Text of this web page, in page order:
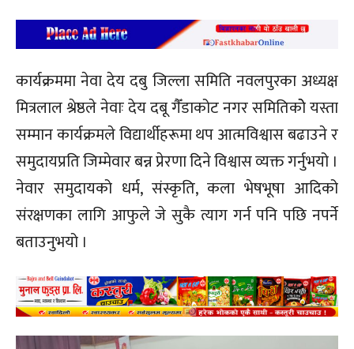
कार्यक्रममा नेवा देय दबु जिल्ला समिति नवलपुरका अध्यक्ष
मित्रलाल श्रेष्ठले नेवाः देय दबू गैँडाकोट नगर समितिकोे यस्ता
सम्मान कार्यक्रमले विद्यार्थीहरूमा थप आत्मविश्वास बढाउने र
समुदायप्रति जिम्मेवार बन्न प्रेरणा दिने विश्वास व्यक्त गर्नुभयो ।
नेवार समुदायको धर्म, संस्कृति, कला भेषभूषा आदिको
संरक्षणका लागि आफुले जे सुकै त्याग गर्न पनि पछि नपर्ने
बताउनुभयो ।